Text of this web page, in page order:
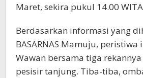
Maret, sekira pukul 14.00
Berdasarkan informasi yang
BASARNAS Mamuju,
Wawan bersama tiga
pesisir tanjung. Tiba-tiba,